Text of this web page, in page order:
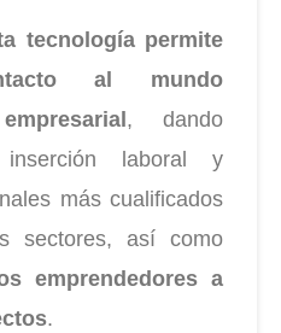
tecnología permite
al mundo
, dando
inserción laboral y
más cualificados
sectores, así como
emprendedores a
.